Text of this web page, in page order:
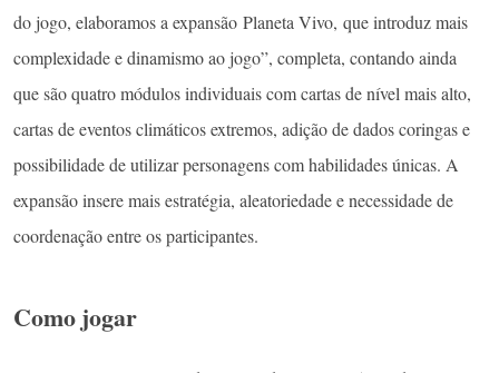
do jogo, elaboramos a expansão Planeta Vivo, que introduz mais
complexidade e dinamismo ao jogo”, completa, contando ainda
que são quatro módulos individuais com cartas de nível mais alto,
cartas de eventos climáticos extremos, adição de dados coringas e
possibilidade de utilizar personagens com habilidades únicas. A
expansão insere mais estratégia, aleatoriedade e necessidade de
coordenação entre os participantes.
Como jogar